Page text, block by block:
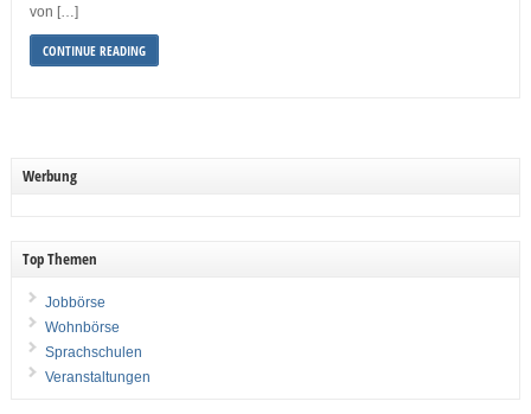
von […]
CONTINUE READING
Werbung
Top Themen
Jobbörse
Wohnbörse
Sprachschulen
Veranstaltungen